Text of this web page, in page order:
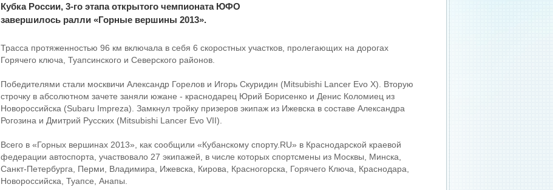
Кубка России, 3-го этапа открытого чемпионата ЮФО
завершилось ралли «Горные вершины 2013».
Трасса протяженностью 96 км включала в себя 6 скоростных участков, пролегающих на дорогах
Горячего ключа, Туапсинского и Северского районов.
Победителями стали москвичи Александр Горелов и Игорь Скуридин (Mitsubishi Lancer Evo X). Вторую
строчку в абсолютном зачете заняли южане - краснодарец Юрий Борисенко и Денис Коломиец из
Новороссийска (Subaru Impreza). Замкнул тройку призеров экипаж из Ижевска в составе Александра
Рогозина и Дмитрий Русских (Mitsubishi Lancer Evo VII).
Всего в «Горных вершинах 2013», как сообщили «Кубанскому спорту.RU» в Краснодарской краевой
федерации автоспорта, участвовало 27 экипажей, в числе которых спортсмены из Москвы, Минска,
Санкт-Петербурга, Перми, Владимира, Ижевска, Кирова, Красногорска, Горячего Ключа, Краснодара,
Новороссийска, Туапсе, Анапы.